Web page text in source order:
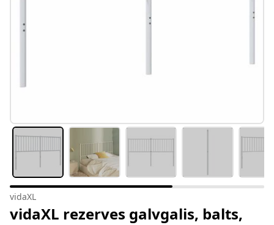
vidaXL
vidaXL rezerves galvgalis, balts,